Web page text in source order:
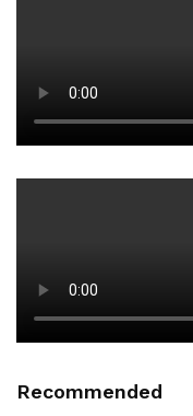
Recommended